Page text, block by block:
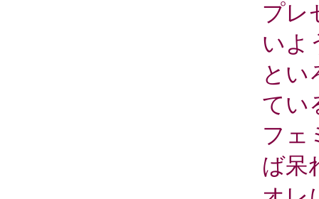
プレ
いよ
とい
てい
フェ
ば呆